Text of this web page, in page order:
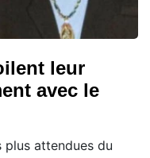
leur
avec le
plus attendues du